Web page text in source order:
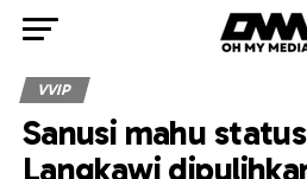
VVIP
Sanusi mahu
Langkawi